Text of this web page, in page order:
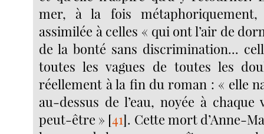
mer, à la fois
assimilée à celles « qui ont l’air de
de la bonté sans discrimination...
toutes les vagues de toutes les
réellement à la fin du roman : « elle
au-dessus de l’eau, noyée à chaque
peut-être » [41]. Cette mort d’Anne-